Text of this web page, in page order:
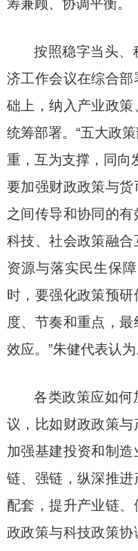
筹兼顾、协调平衡。
按照稳字当头、
济工作会议在综合
础上，纳入产业政
统筹部署。“五大政
重，互为支撑，同向
要加强财政政策与
之间传导和协同的有
科技、社会政策融
资源与落实民生保
时，要强化政策预
度、节奏和重点，
效应。”朱健代表认为
各类政策应如何
议，比如财政政策
加强基建投资和制
链、强链，纵深推
配套，提升产业链
政政策与科技政策协